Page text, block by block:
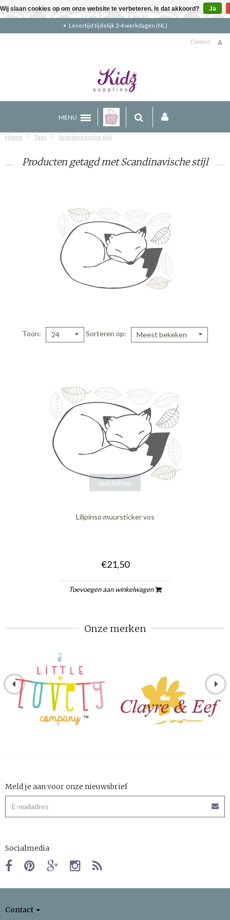
Levertijd tijdelijk 2-4 werkdagen (NL)
Contact
MENU
Home Tags Scandinavische stijl
Producten getagd met Scandinavische stijl
Toon 24 Sorteren op Meest bekeken
quickshop
Lilipinso muursticker vos
€21,50
Toevoegen aan winkelwagen
Onze merken
Meld je aan voor onze nieuwsbrief
Socialmedia
Contact
Wij slaan cookies op om onze website te verbeteren. Is dat akkoord? Ja